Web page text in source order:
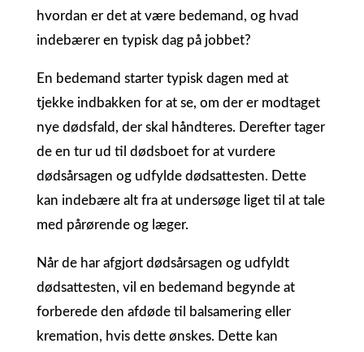
hvordan er det at være bedemand, og hvad
indebærer en typisk dag på jobbet?
En bedemand starter typisk dagen med at
tjekke indbakken for at se, om der er modtaget
nye dødsfald, der skal håndteres. Derefter tager
de en tur ud til dødsboet for at vurdere
dødsårsagen og udfylde dødsattesten. Dette
kan indebære alt fra at undersøge liget til at tale
med pårørende og læger.
Når de har afgjort dødsårsagen og udfyldt
dødsattesten, vil en bedemand begynde at
forberede den afdøde til balsamering eller
kremation, hvis dette ønskes. Dette kan